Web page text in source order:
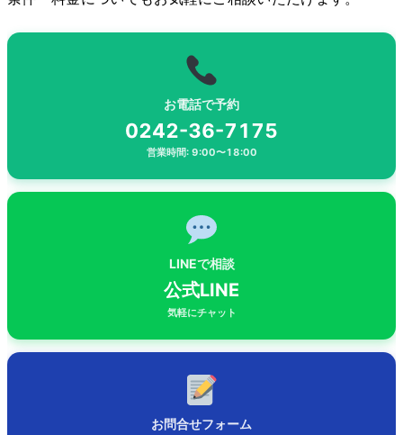
お電話で予約
0242-36-7175
営業時間: 9:00〜18:00
LINEで相談
公式LINE
気軽にチャット
お問合せフォーム